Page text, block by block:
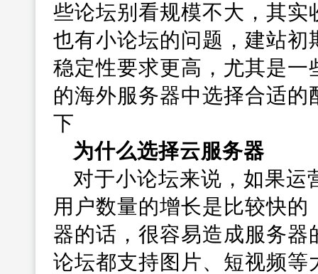
些论坛别看规模不大，其
也有小论坛的问题，建站
稳定性要求更高，尤其是
的海外服务器中选择合适
下
为什么选择云服务器
对于小论坛来说，如果运
用户数量的增长是比较快
器的话，很容易造成服务
论坛都支持图片、短视频